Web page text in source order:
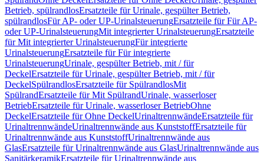
Betrieb, spülrandlosErsatzteile für Urinale, gespülter Betrieb,
spülrandlosFür AP- oder UP-UrinalsteuerungErsatzteile für Für AP-
oder UP-UrinalsteuerungMit integrierter UrinalsteuerungErsatzteile
für Mit integrierter UrinalsteuerungFür integrierte
UrinalsteuerungErsatzteile für Für integrierte
UrinalsteuerungUrinale, gespülter Betrieb, mit / für
DeckelErsatzteile für Urinale, gespülter Betrieb, mit / für
DeckelSpülrandlosErsatzteile für SpülrandlosMit
SpülrandErsatzteile für Mit SpülrandUrinale, wasserloser
BetriebErsatzteile für Urinale, wasserloser BetriebOhne
DeckelErsatzteile für Ohne DeckelUrinaltrennwändeErsatzteile für
UrinaltrennwändeUrinaltrennwände aus KunststoffErsatzteile für
Urinaltrennwände aus KunststoffUrinaltrennwände aus
GlasErsatzteile für Urinaltrennwände aus GlasUrinaltrennwände aus
SanitärkeramikErsatzteile für Urinaltrennwände aus